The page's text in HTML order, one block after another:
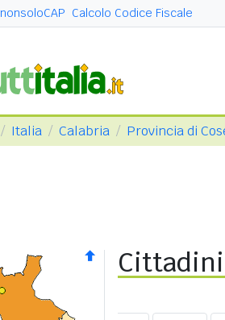
nonsoloCAP Calcolo Codice Fiscale
Italia Calabria Provincia di